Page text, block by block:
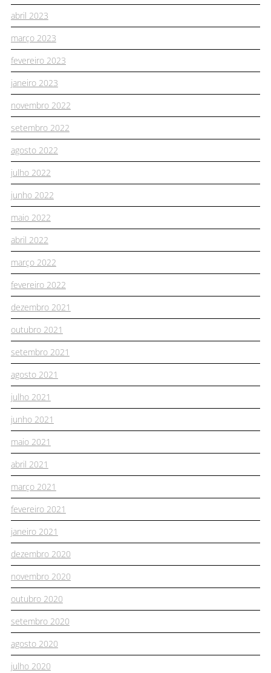
abril 2023
março 2023
fevereiro 2023
janeiro 2023
novembro 2022
setembro 2022
agosto 2022
julho 2022
junho 2022
maio 2022
abril 2022
março 2022
fevereiro 2022
dezembro 2021
outubro 2021
setembro 2021
agosto 2021
julho 2021
junho 2021
maio 2021
abril 2021
março 2021
fevereiro 2021
janeiro 2021
dezembro 2020
novembro 2020
outubro 2020
setembro 2020
agosto 2020
julho 2020